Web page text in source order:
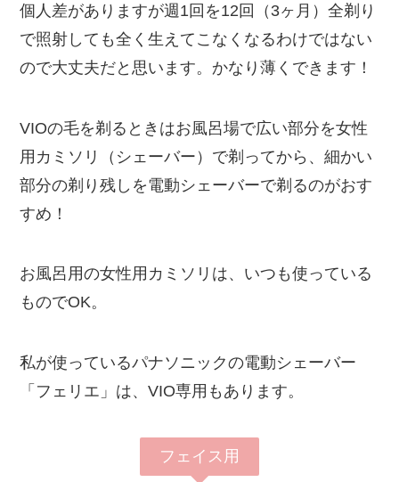
個人差がありますが週1回を12回（3ヶ月）全剃り
で照射しても全く生えてこなくなるわけではない
ので大丈夫だと思います。かなり薄くできます！
VIOの毛を剃るときはお風呂場で広い部分を女性
用カミソリ（シェーバー）で剃ってから、細かい
部分の剃り残しを電動シェーバーで剃るのがおす
すめ！
お風呂用の女性用カミソリは、いつも使っている
ものでOK。
私が使っているパナソニックの電動シェーバー
「フェリエ」は、VIO専用もあります。
フェイス用